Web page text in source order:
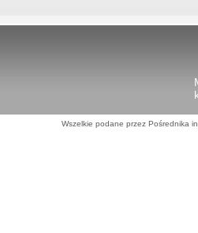
Wszelkie podane przez Pośrednika